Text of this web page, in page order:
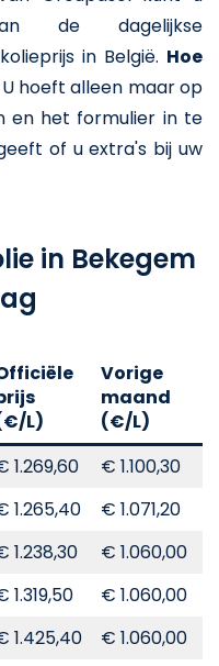
de dagelijkse
in België. Hoe
U hoeft alleen maar op
en het formulier in te
of u extra's bij uw
in Bekegem
L)
Vorige
maand
(€/L)
1.269,60 € 1.100,30
1.265,40 € 1.071,20
1.238,30 € 1.060,00
1.319,50 € 1.060,00
1.425,40 € 1.060,00